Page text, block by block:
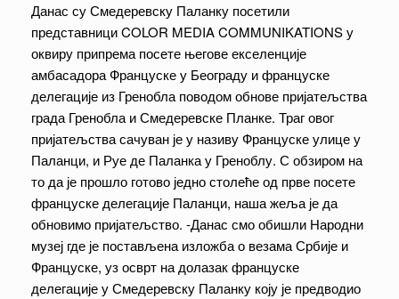
Данас су Смедеревску Паланку посетили
представници COLOR MEDIA COMMUNIKATIONS у
оквиру припрема посете његове екселенције
амбасадора Француске у Београду и француске
делегације из Гренобла поводом обнове пријатељства
града Гренобла и Смедеревске Планке. Траг овог
пријатељства сачуван је у називу Француске улице у
Паланци, и Руе де Паланка у Греноблу. С обзиром на
то да је прошло готово једно столеће од прве посете
француске делегације Паланци, наша жеља је да
обновимо пријатељство. -Данас смо обишли Народни
музеј где је постављена изложба о везама Србије и
Француске, уз осврт на долазак француске
делегације у Смедеревску Паланку коју је предводио